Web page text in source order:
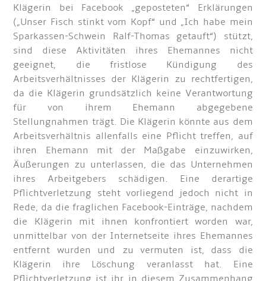
Klägerin bei Facebook „geposteten“ Erklärungen
(„Unser Fisch stinkt vom Kopf“ und „Ich habe mein
Sparkassen-Schwein Ralf-Thomas getauft“) stützt,
sind diese Aktivitäten ihres Ehemannes nicht
geeignet, die fristlose Kündigung des
Arbeitsverhältnisses der Klägerin zu rechtfertigen,
da die Klägerin grundsätzlich keine Verantwortung
für von ihrem Ehemann abgegebene
Stellungnahmen trägt. Die Klägerin könnte aus dem
Arbeitsverhältnis allenfalls eine Pflicht treffen, auf
ihren Ehemann mit der Maßgabe einzuwirken,
Äußerungen zu unterlassen, die das Unternehmen
ihres Arbeitgebers schädigen. Eine derartige
Pflichtverletzung steht vorliegend jedoch nicht in
Rede, da die fraglichen Facebook-Einträge, nachdem
die Klägerin mit ihnen konfrontiert worden war,
unmittelbar von der Internetseite ihres Ehemannes
entfernt wurden und zu vermuten ist, dass die
Klägerin ihre Löschung veranlasst hat. Eine
Pflichtverletzung ist ihr in diesem Zusammenhang